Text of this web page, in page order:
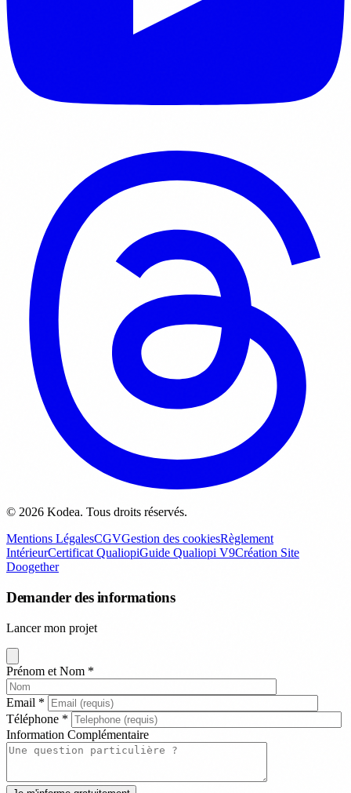
© 2026 Kodea. Tous droits réservés.
Mentions LégalesCGVGestion des cookiesRèglement
IntérieurCertificat QualiopiGuide Qualiopi V9Création Site
Doogether
Demander des informations
Lancer mon projet
Prénom et Nom *
Email *
Téléphone *
Information Complémentaire